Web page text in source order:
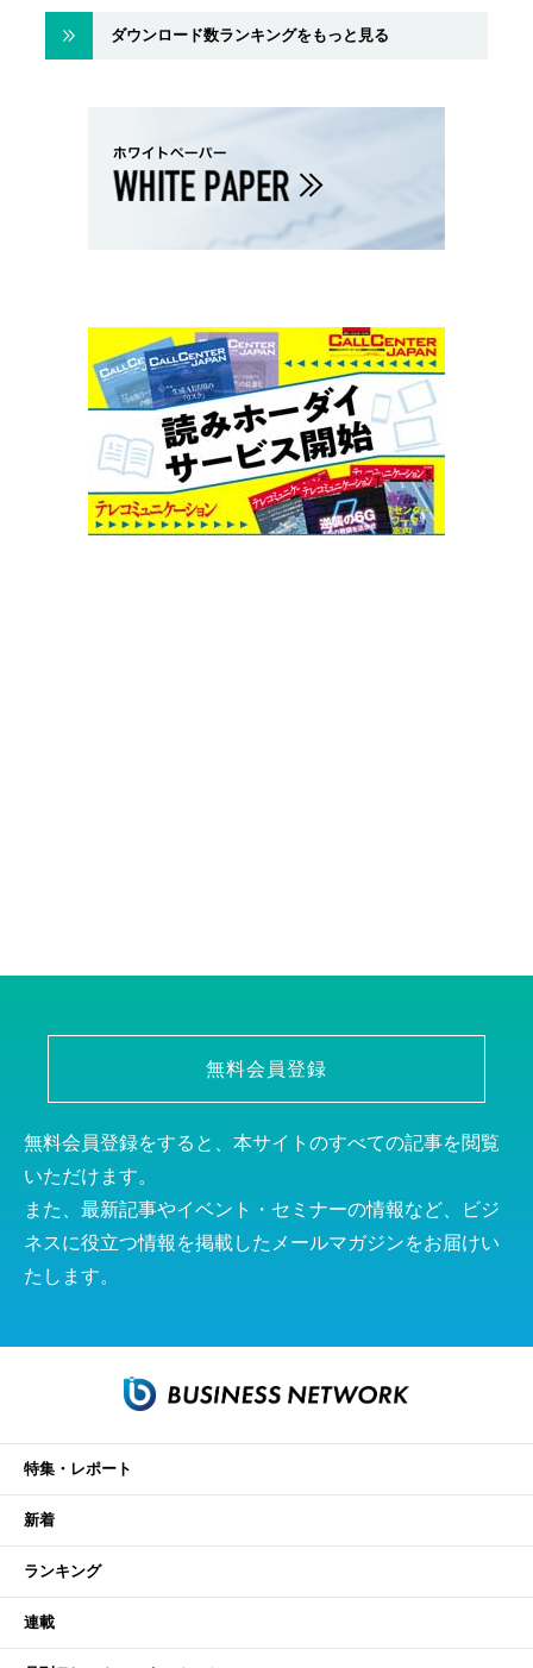
ダウンロード数ランキングをもっと見る
無料会員登録
無料会員登録をすると、本サイトのすべての記事を閲覧
いただけます。
また、最新記事やイベント・セミナーの情報など、ビジ
ネスに役立つ情報を掲載したメールマガジンをお届けい
たします。
特集・レポート
新着
ランキング
連載